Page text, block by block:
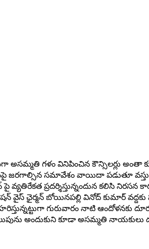
అసమ్మతి గళం వినిపించిన కౌన్సిలర్లు
జరగాల్సిన సమావేశం వాయిదా పడుతూ
వ్యతిరేకత ప్రదర్శిస్తున్నందున కలిసి
వైస్ ఛైర్మన్ బోయినపల్లి వినోద్ కుమార్
గురువారం నాటి ఆందోళనకు
అందుకుని కూడా అసమ్మతి